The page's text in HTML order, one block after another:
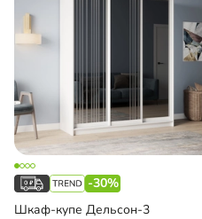
-30%
Шкаф-купе Дельсон-3